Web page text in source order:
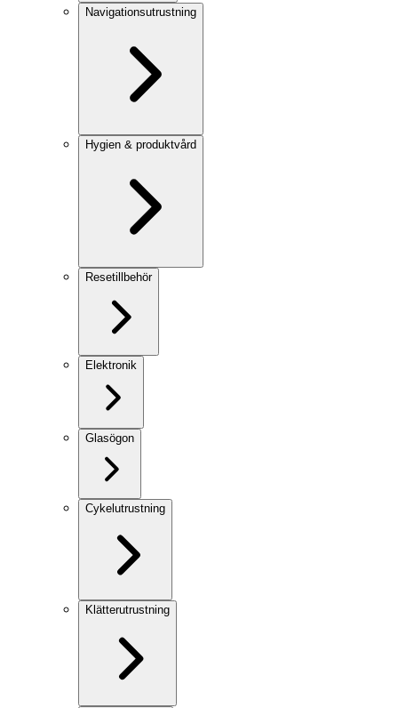
Navigationsutrustning
Hygien & produktvård
Resetillbehör
Elektronik
Glasögon
Cykelutrustning
Klätterutrustning